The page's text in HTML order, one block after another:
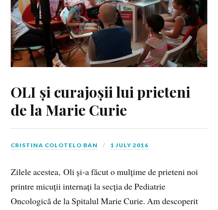
OLI și curajoșii lui prieteni
de la Marie Curie
CRISTINA COLOTELO BAN 1 JULY 2016
Zilele acestea, Oli și-a făcut o mulțime de prieteni noi
printre micuții internați la secția de Pediatrie
Oncologică de la Spitalul Marie Curie. Am descoperit